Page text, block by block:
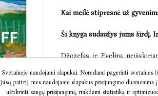
Kai meilė stipresnė už
Ši knyga sudaužys jums širdį.
Džozefas ir Evelina
mylimaisiais, o vėliau – ir
išbandymą.
Svetainėje naudojami slapukai. Norėdami pagerinti svetainės
Jūsų patirtį, mes naudojame slapukus prisijungimo duomenims
užtikrinti saugų prisijungimą, rinkdami statistiką ir